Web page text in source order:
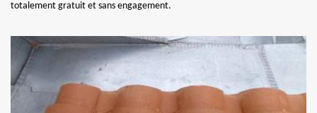
totalement gratuit et sans engagement.